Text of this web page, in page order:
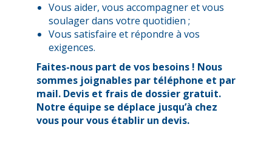
Vous aider, vous accompagner et vous
soulager dans votre quotidien ;
Vous satisfaire et répondre à vos
exigences.
Faites-nous part de vos besoins ! Nous
sommes joignables par téléphone et par
mail. Devis et frais de dossier gratuit.
Notre équipe se déplace jusqu’à chez
vous pour vous établir un devis.